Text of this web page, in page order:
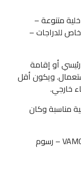
متنوعة –
للدراجات –
أو إقامة
ويكون أقل
خارجي.
مناسبة وكان
السعر: 2850000.00 درهم – المرجع: VAM080 – رسوم